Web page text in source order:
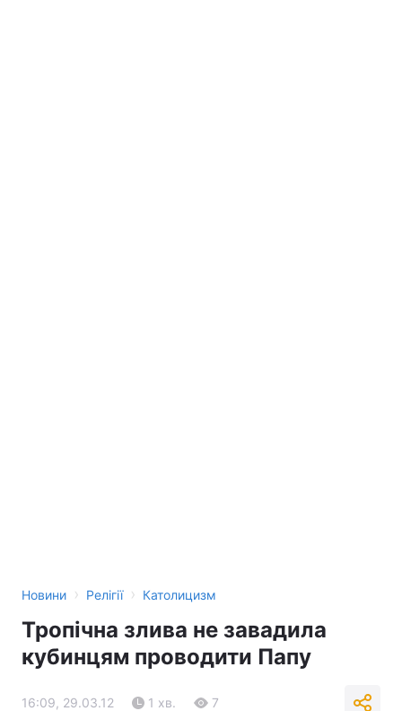
Новини › Релігії › Католицизм
Тропічна злива не завадила
кубинцям проводити Папу
16:09, 29.03.12 1 хв. 7